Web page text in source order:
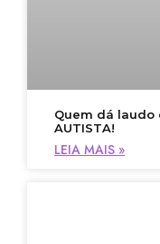
Quem dá laudo
AUTISTA!
LEIA MAIS »